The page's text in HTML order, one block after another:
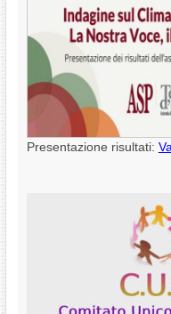
Presentazione risultati: